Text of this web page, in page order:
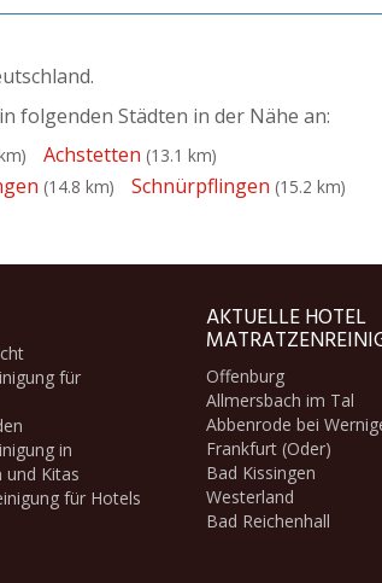
folgenden Städten in der Nähe an:
Achstetten (13.1 km)
(14.8 km) Schnürpflingen (15.2 km)
für
in
und Kitas
für Hotels
AKTUELLE HOTEL
Offenburg
Allmersbach im Tal
Abbenrode bei
Frankfurt (Oder)
Bad Kissingen
Westerland
Bad Reichenhall